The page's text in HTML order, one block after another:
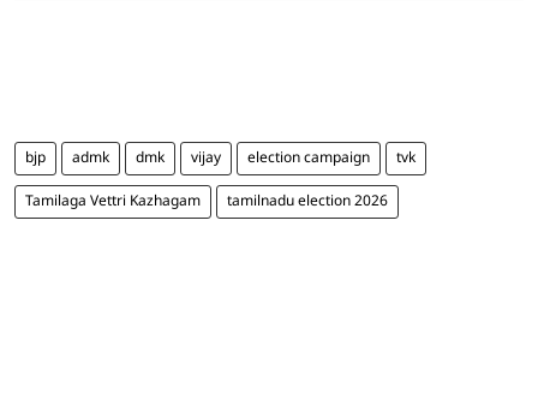
bjp admk dmk vijay election campaign tvk
Tamilaga Vettri Kazhagam tamilnadu election 2026